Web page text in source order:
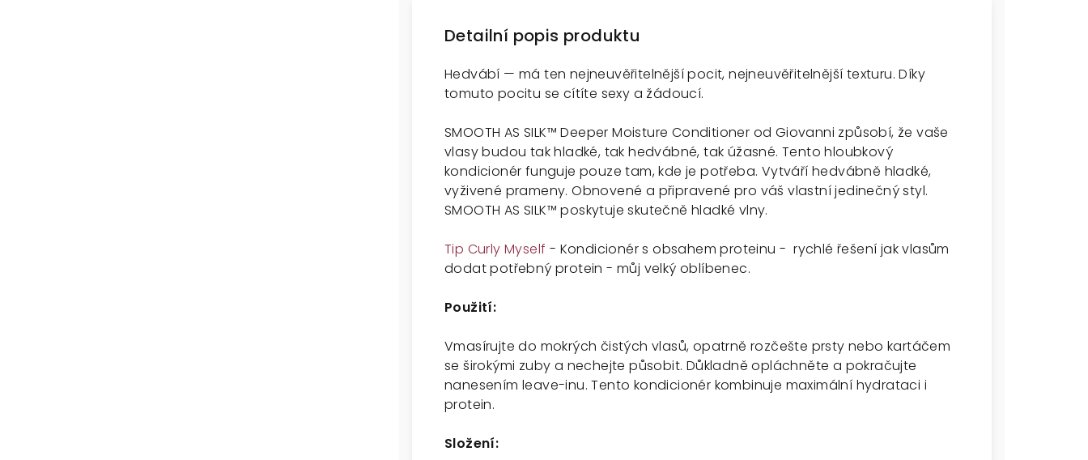
Detailní popis produktu
Hedvábí — má ten nejneuvěřitelnější pocit, nejneuvěřitelnější texturu. Díky
tomuto pocitu se cítíte sexy a žádoucí.
SMOOTH AS SILK™ Deeper Moisture Conditioner od Giovanni způsobí, že vaše
vlasy budou tak hladké, tak hedvábné, tak úžasné. Tento hloubkový
kondicionér funguje pouze tam, kde je potřeba. Vytváří hedvábně hladké,
vyživené prameny. Obnovené a připravené pro váš vlastní jedinečný styl.
SMOOTH AS SILK™ poskytuje skutečně hladké vlny.
Tip Curly Myself - Kondicionér s obsahem proteinu - rychlé řešení jak vlasům
dodat potřebný protein - můj velký oblíbenec.
Použití:
Vmasírujte do mokrých čistých vlasů, opatrně rozčešte prsty nebo kartáčem
se širokými zuby a nechejte působit. Důkladně opláchněte a pokračujte
nanesením leave-inu. Tento kondicionér kombinuje maximální hydrataci i
protein.
Složení: